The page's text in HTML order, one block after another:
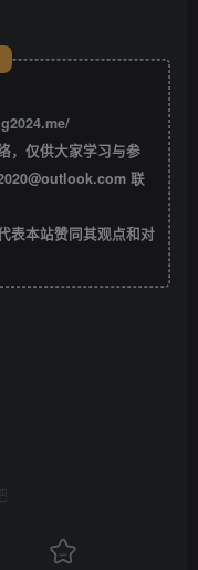
，仅供大家学习与参
联
表本站赞同其观点和对